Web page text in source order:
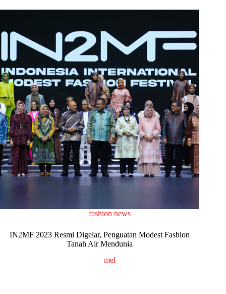
fashion news
IN2MF 2023 Resmi Digelar, Penguatan Modest Fashion
Tanah Air Mendunia
mel